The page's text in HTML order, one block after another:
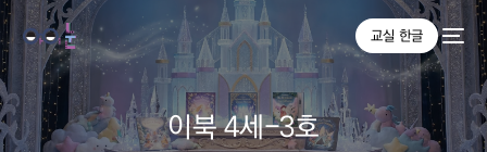
교실 한글
이북 4세-3호